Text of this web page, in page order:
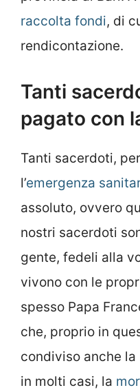
raccolta fondi, di
rendicontazione.
Tanti
pagato con
Tanti sacerdoti,
l’emergenza
assoluto, ovvero
nostri sacerdoti
gente, fedeli alla
vivono con le
spesso Papa
che, proprio in
condiviso anche
in molti casi, la